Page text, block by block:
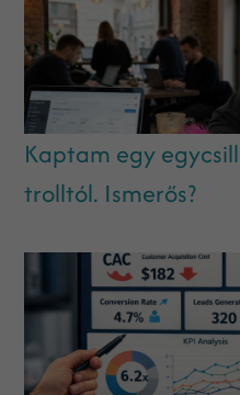
Kaptam egy
trolltól. Ismerős?